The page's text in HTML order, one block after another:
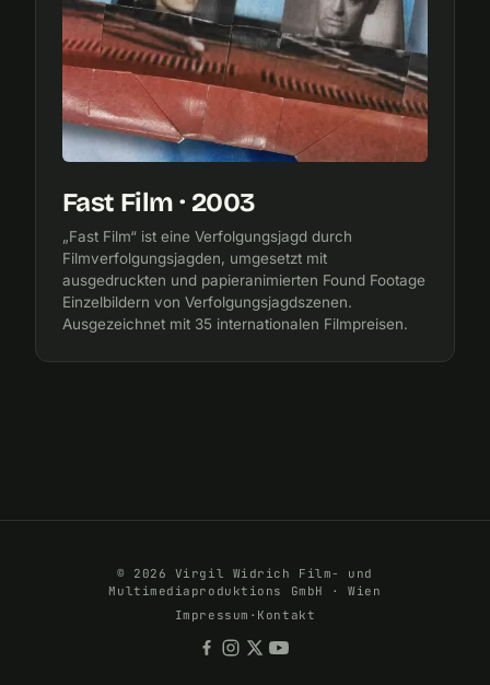
Fast Film · 2003
„Fast Film“ ist eine Verfolgungsjagd durch
Filmverfolgungsjagden, umgesetzt mit
ausgedruckten und papieranimierten Found Footage
Einzelbildern von Verfolgungsjagdszenen.
Ausgezeichnet mit 35 internationalen Filmpreisen.
© 2026 Virgil Widrich Film- und
Multimediaproduktions GmbH · Wien
Impressum · Kontakt